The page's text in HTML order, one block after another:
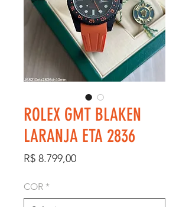
ROLEX GMT BLAKEN
LARANJA ETA 2836
R$ 8.799,00Preço
COR *